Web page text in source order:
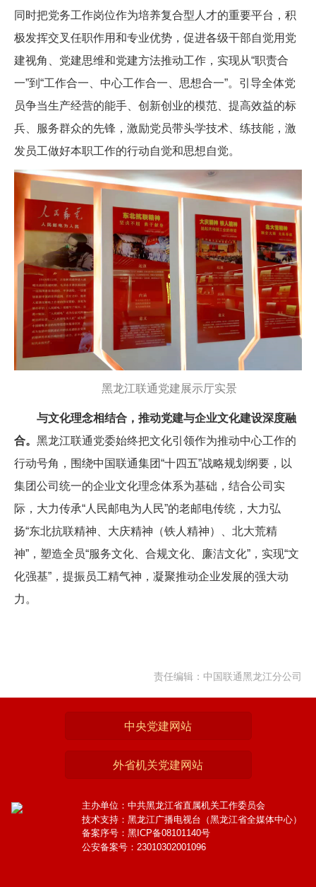
同时把党务工作岗位作为培养复合型人才的重要平台，积
极发挥交叉任职作用和专业优势，促进各级干部自觉用党
建视角、党建思维和党建方法推动工作，实现从“职责合
一”到“工作合一、中心工作合一、思想合一”。引导全体党
员争当生产经营的能手、创新创业的模范、提高效益的标
兵、服务群众的先锋，激励党员带头学技术、练技能，激
发员工做好本职工作的行动自觉和思想自觉。
黑龙江联通党建展示厅实景
与文化理念相结合，推动党建与企业文化建设深度融
合。 黑龙江联通党委始终把文化引领作为推动中心工作的
行动号角，围绕中国联通集团“十四五”战略规划纲要，以
集团公司统一的企业文化理念体系为基础，结合公司实
际，大力传承“人民邮电为人民”的老邮电传统，大力弘
扬“东北抗联精神、大庆精神（铁人精神）、北大荒精
神”，塑造全员“服务文化、合规文化、廉洁文化”，实现“文
化强基”，提振员工精气神，凝聚推动企业发展的强大动
力。
责任编辑：中国联通黑龙江分公司
中央党建网站
外省机关党建网站
主办单位：中共黑龙江省直属机关工作委员会
技术支持：黑龙江广播电视台（黑龙江省全媒体中心）
备案序号：黑ICP备08101140号
公安备案号：23010302001096